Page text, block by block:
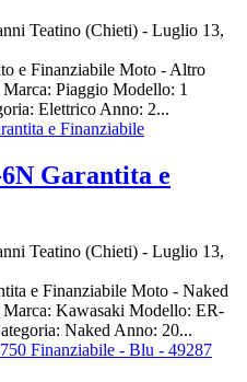
Teatino (Chieti) - Luglio 13,
e Finanziabile Moto - Altro
Piaggio Modello: 1
Elettrico Anno: 2...
Garantita e
Teatino (Chieti) - Luglio 13,
e Finanziabile Moto - Naked
Kawasaki Modello: ER-
Naked Anno: 20...